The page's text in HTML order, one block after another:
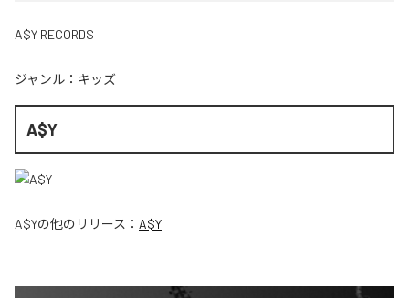
A$Y RECORDS
ジャンル： キッズ
A$Y
A$Yの他のリリース： A$Y